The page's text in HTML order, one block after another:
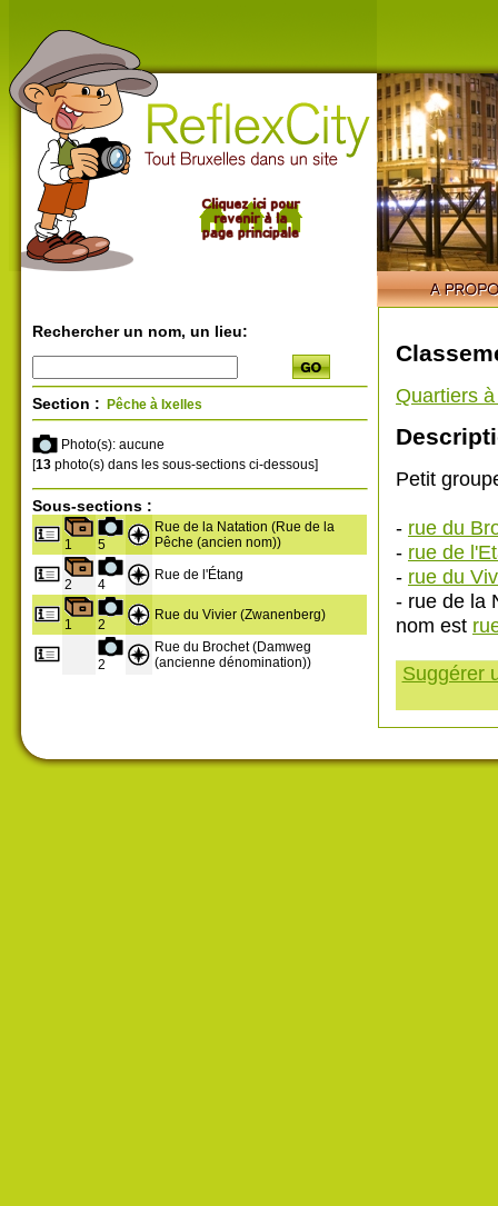
Rechercher un nom, un lieu:
Section : Pêche à Ixelles
Photo(s): aucune
[13 photo(s) dans les sous-sections ci-dessous]
Sous-sections :
1 5
Rue de la Natation (Rue de la
Pêche (ancien nom))
2 4
Rue de l'Étang
1 2
Rue du Vivier (Zwanenberg)
2
Rue du Brochet (Damweg
(ancienne dénomination))
Quartiers
Petit
- rue du
- rue de
- rue du
- rue de la
nom est
Suggérer